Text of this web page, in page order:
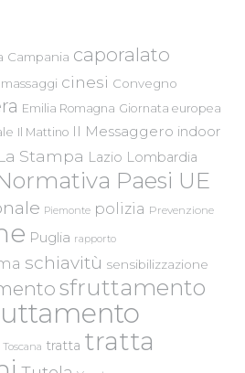
Campania caporalato
cinesi Convegno
Emilia Romagna Giornata europea
Il Mattino Il Messaggero indoor
Stampa Lazio Lombardia
Paesi UE
Piemonte polizia Prevenzione
Puglia rapporto
schiavitù sensibilizzazione
sfruttamento
Toscana tratta tratta